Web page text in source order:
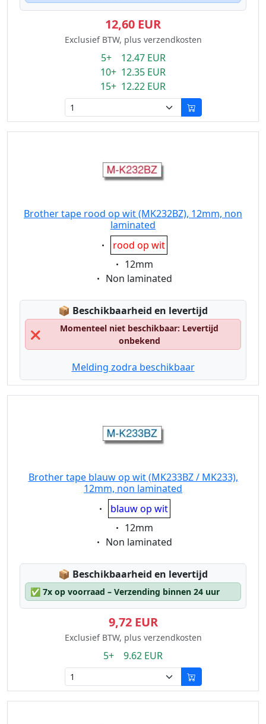
12,60 EUR
Exclusief BTW, plus verzendkosten
5+ 12.47 EUR
10+ 12.35 EUR
15+ 12.22 EUR
Brother tape rood op wit (MK232BZ), 12mm, non
laminated
Eigenschaft:
rood op wit
Eigenschaft:
12mm
Eigenschaft:
Non laminated
📦 Lagerstatus:
Beschikbaarheid en levertijd
❌
Momenteel niet beschikbaar: Levertijd
onbekend
Melding zodra beschikbaar
Brother tape blauw op wit (MK233BZ / MK233),
12mm, non laminated
Eigenschaft:
blauw op wit
Eigenschaft:
12mm
Eigenschaft:
Non laminated
📦 Lagerstatus:
Beschikbaarheid en levertijd
✅ 7x op voorraad – Verzending binnen 24 uur
9,72 EUR
Exclusief BTW, plus verzendkosten
5+ 9.62 EUR